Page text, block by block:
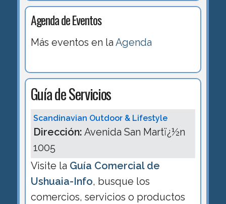
Agenda de Eventos
Más eventos en la Agenda
Guía de Servicios
Scandinavian Outdoor & Lifestyle
Dirección: Avenida San Martï¿½n
1005
Visite la Guía Comercial de
Ushuaia-Info, busque los
comercios, servicios o productos